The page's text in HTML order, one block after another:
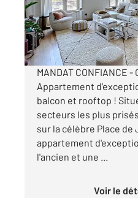
830
Visiter le site dédié
MANDAT CONFIANCE -
Appartement
balcon et rooftop !
secteurs les plus
sur la célèbre Place de
appartement
l'ancien et une ...
Voir le